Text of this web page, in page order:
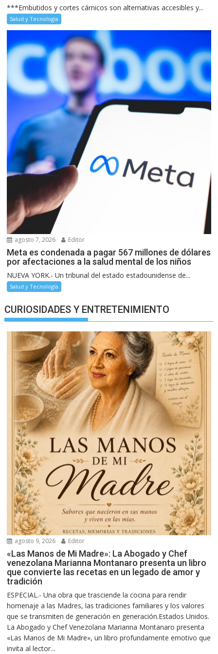
***Embutidos y cortes cárnicos son alternativas accesibles y...
Salud y Tecnología
agosto 7, 2026 Editor
Meta es condenada a pagar 567 millones de dólares
por afectaciones a la salud mental de los niños
NUEVA YORK.- Un tribunal del estado estadounidense de...
Salud y Tecnología
CURIOSIDADES Y ENTRETENIMIENTO
agosto 9, 2026 Editor
«Las Manos de Mi Madre»: La Abogado y Chef
venezolana Marianna Montanaro presenta un libro
que convierte las recetas en un legado de amor y
tradición
ESPECIAL.- Una obra que trasciende la cocina para rendir
homenaje a las Madres, las tradiciones familiares y los valores
que se transmiten de generación en generación.Estados Unidos.
La Abogado y Chef Venezolana Marianna Montanaro presenta
«Las Manos de Mi Madre», un libro profundamente emotivo que
invita al lector...